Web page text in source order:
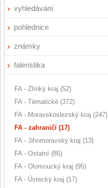
vyhledávání
pohlednice
známky
faleristika
FA - Zlínký kraj (52)
FA - Tématické (372)
FA - Moravskoslezský kraj (247)
FA - zahraničí (17)
FA - Jihomoravský kraj (13)
FA - Ostatní (85)
FA - Olomoucký kraj (95)
FA - Ústecký kraj (17)